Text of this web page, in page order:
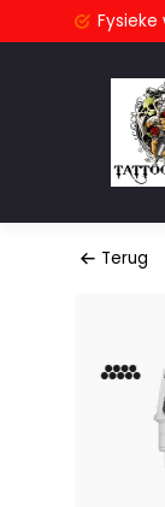
Fysieke
Terug